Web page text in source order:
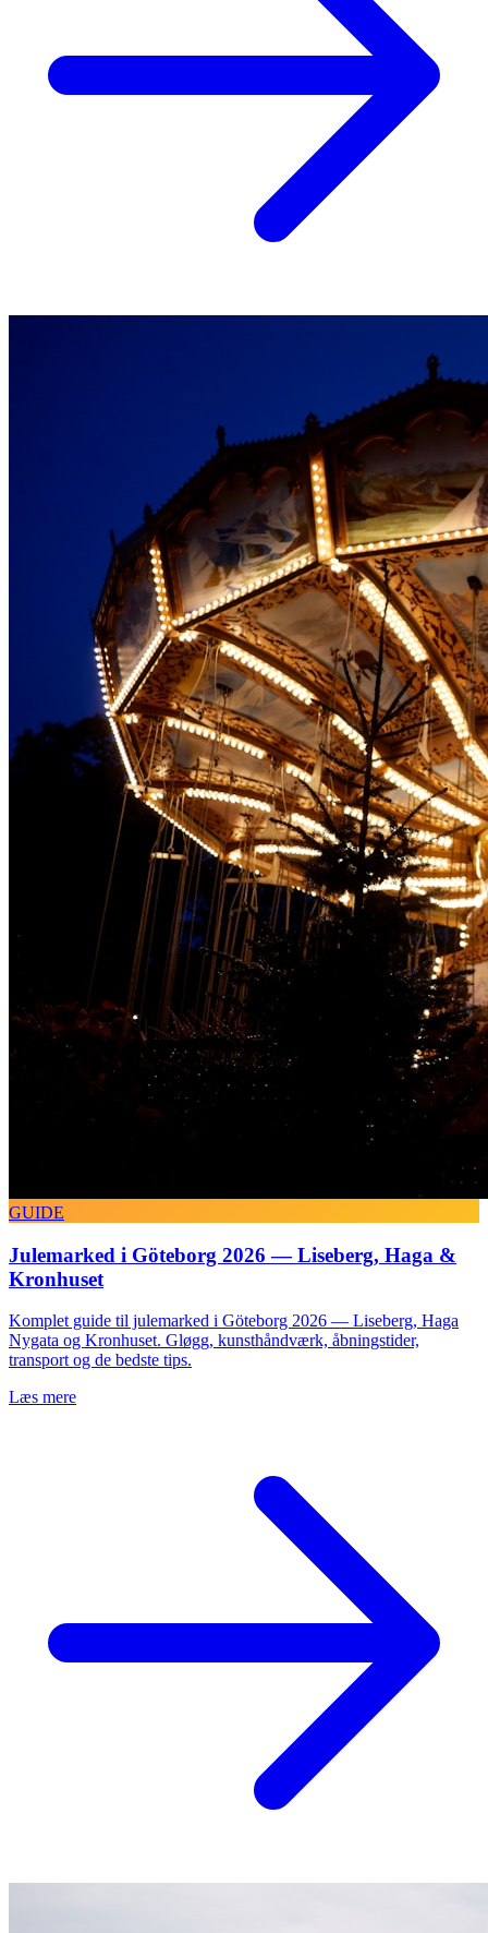
GUIDE
Julemarked i Göteborg 2026 — Liseberg, Haga &
Kronhuset
Komplet guide til julemarked i Göteborg 2026 — Liseberg, Haga
Nygata og Kronhuset. Gløgg, kunsthåndværk, åbningstider,
transport og de bedste tips.
Læs mere